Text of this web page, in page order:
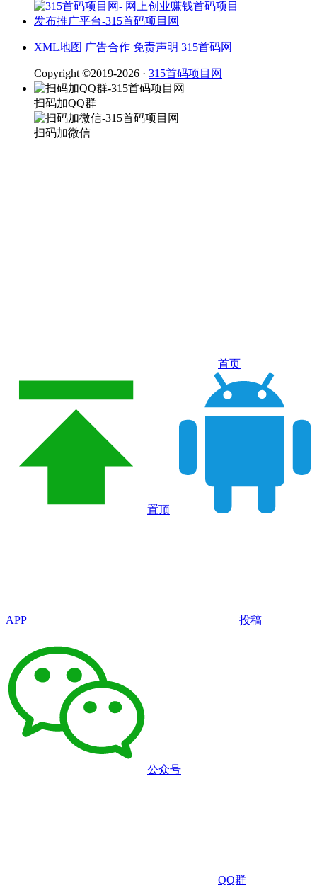
XML地图 广告合作 免责声明 315首码网
Copyright ©2019-2026 · 315首码项目网
扫码加QQ群
扫码加微信
首页
置顶
APP 投稿
公众号
QQ群